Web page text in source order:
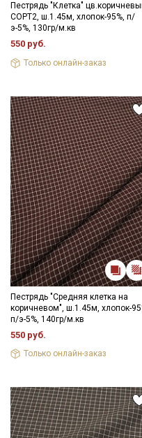
Пестрядь "Клетка"
СОРТ2, ш.1.45м, хлопок-95%, п/
э-5%, 130гр/м.кв
550 руб.
Только онлайн-заказ
Пестрядь "Средняя клетка на
коричневом", ш.1.45м, хлопок-
п/э-5%, 140гр/м.кв
550 руб.
Только онлайн-заказ